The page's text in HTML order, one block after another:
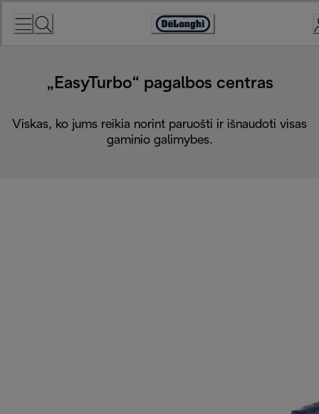
Accessibility
„EasyTurbo“ pagalbos centras
Viskas, ko jums reikia norint paruošti ir išnaudoti visas
gaminio galimybes.